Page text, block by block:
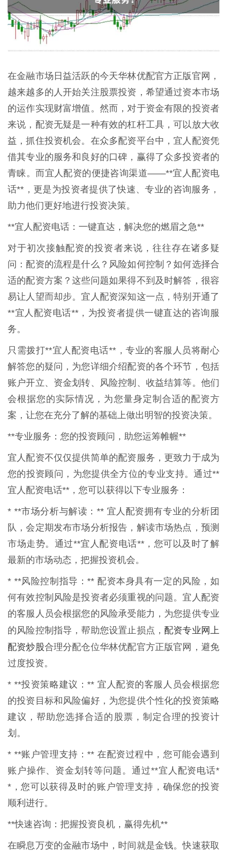
在金融市场日益活跃的今天华林优配官方正版官网，
越来越多的人开始关注股票投资，希望通过资本市场
的运作实现财富增值。然而，对于资金有限的投资者
来说，配资无疑是一种有效的杠杆工具，可以放大收
益，抓住投资机会。在众多配资平台中，宜人配资凭
借其专业的服务和良好的口碑，赢得了众多投资者的
青睐。而宜人配资的便捷咨询渠道——**宜人配资电
话**，更是为投资者提供了快速、专业的咨询服务，
助力他们更好地进行投资决策。
**宜人配资电话：一键直达，解决您的燃眉之急**
对于初次接触配资的投资者来说，往往存在诸多疑
问：配资的流程是什么？风险如何控制？如何选择合
适的配资方案？这些问题如果得不到及时解答，很容
易让人望而却步。宜人配资深知这一点，特别开通了
**宜人配资电话**，为投资者提供一键直达的咨询服
务。
只需拨打**宜人配资电话**，专业的客服人员将耐心
解答您的疑问，为您详细介绍配资的各个环节，包括
账户开立、资金划转、风险控制、收益结算等。他们
会根据您的实际情况，为您量身定制合适的配资方
案，让您在充分了解的基础上做出明智的投资决策。
**专业服务：您的投资顾问，助您运筹帷幄**
宜人配资不仅仅提供简单的配资服务，更致力于成为
您的投资顾问，为您提供全方位的专业支持。通过**
宜人配资电话**，您可以获得以下专业服务：
* **市场分析与解读：** 宜人配资拥有专业的分析团
队，会定期发布市场分析报告，解读市场热点，预测
市场走势。通过**宜人配资电话**，您可以及时了解
最新的市场动态，把握投资机会。
* **风险控制指导：** 配资本身具有一定的风险，如
何有效控制风险是投资者必须重视的问题。宜人配资
的客服人员会根据您的风险承受能力，为您提供专业
的风险控制指导，帮助您设置止损点， 配资专业网上
配资炒股合理分配仓位华林优配官方正版官网，避免
过度投资。
* **投资策略建议：** 宜人配资的客服人员会根据您
的投资目标和风险偏好，为您提供个性化的投资策略
建议，帮助您选择合适的股票，制定合理的投资计
划。
* **账户管理支持：** 在配资过程中，您可能会遇到
账户操作、资金划转等问题。通过**宜人配资电话*
*，您可以获得及时的账户管理支持，确保您的投资
顺利进行。
**快速咨询：把握投资良机，赢得先机**
在瞬息万变的金融市场中，时间就是金钱。快速获取